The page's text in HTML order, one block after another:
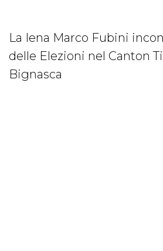
La Iena Marco Fubini
delle Elezioni nel Canton
Bignasca